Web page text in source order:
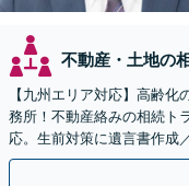
不動産・土地の
【九州エリア対応】高齢
務所！不動産絡みの相続ト
応。生前対策に遺言書作成
日・夜間面談可】【完全個